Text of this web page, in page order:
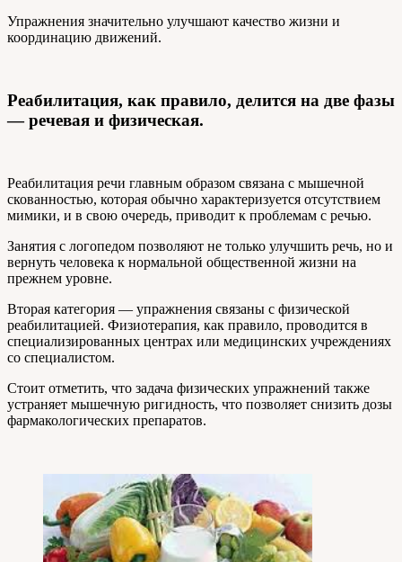
Упражнения значительно улучшают качество жизни и
координацию движений.
Реабилитация, как правило, делится на две фазы
— речевая и физическая.
Реабилитация речи главным образом связана с мышечной
скованностью, которая обычно характеризуется отсутствием
мимики, и в свою очередь, приводит к проблемам с речью.
Занятия с логопедом позволяют не только улучшить речь, но и
вернуть человека к нормальной общественной жизни на
прежнем уровне.
Вторая категория — упражнения связаны с физической
реабилитацией. Физиотерапия, как правило, проводится в
специализированных центрах или медицинских учреждениях
со специалистом.
Стоит отметить, что задача физических упражнений также
устраняет мышечную ригидность, что позволяет снизить дозы
фармакологических препаратов.